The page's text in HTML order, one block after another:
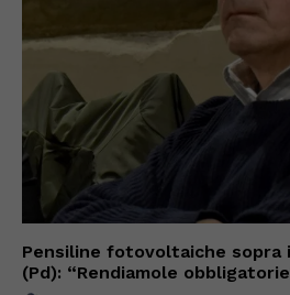
Pensiline fotovoltaiche sopra
(Pd): “Rendiamole